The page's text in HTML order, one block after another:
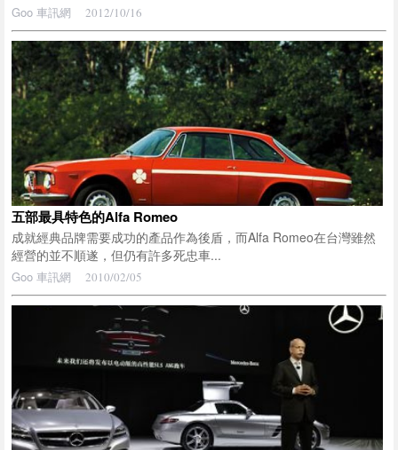
Goo 車訊網 2012/10/16
五部最具特色的Alfa Romeo
成就經典品牌需要成功的產品作為後盾，而Alfa Romeo在台灣雖然
經營的並不順遂，但仍有許多死忠車...
Goo 車訊網 2010/02/05